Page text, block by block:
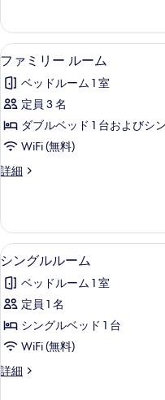
真
を
表
示
す
る
ン
ル
ー
ム
の
す
べ
て
真
を
表
示
す
る
ー
ド
ツ
ン
ル
ム
の
細
フ
ァ
ミ
リ
ー
ー
の
す
べ
て
の
写
真
を
4
ファミリー ルーム
ベッドルーム 1 室
定員 3 名
ダブルベッド 1 台およびシ
WiFi (無料)
詳細
フ
ー
ル
ー
の
詳
シ
ン
グ
ル
ル
ム
4
シングルルーム
ベッドルーム 1 室
定員 1 名
シングルベッド 1 台
WiFi (無料)
詳細
シ